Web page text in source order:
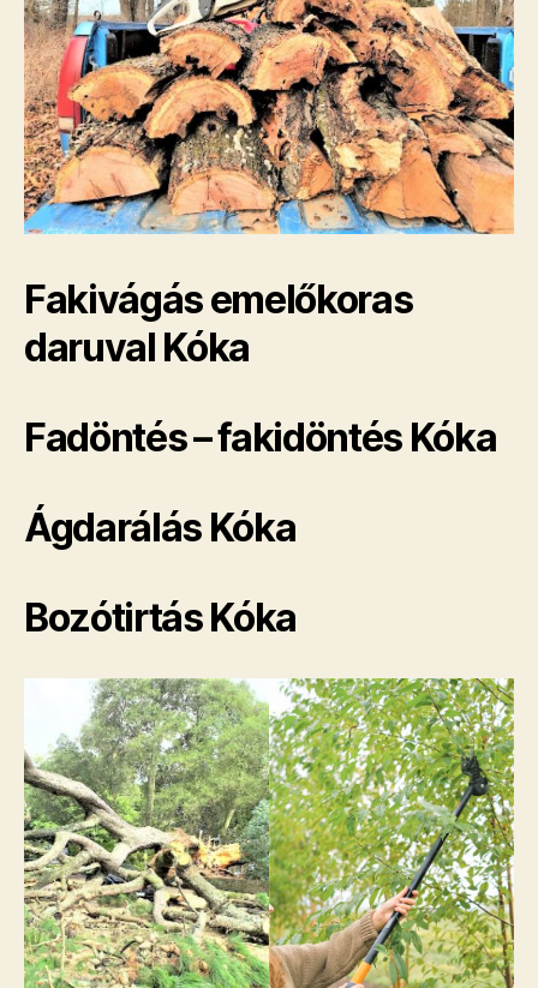
Fakivágás emelőkoras
daruval Kóka
Fadöntés – fakidöntés Kóka
Ágdarálás Kóka
Bozótirtás Kóka